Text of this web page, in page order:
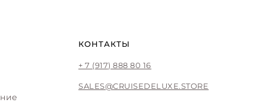
КОНТАКТЫ
+ 7 (917) 888 80 16
SALES@CRUISEDELUXE.STORE